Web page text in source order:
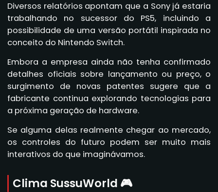
Diversos relatórios apontam que a Sony já estaria
trabalhando no sucessor do PS5, incluindo a
possibilidade de uma versão portátil inspirada no
conceito do Nintendo Switch.
Embora a empresa ainda não tenha confirmado
detalhes oficiais sobre lançamento ou preço, o
surgimento de novas patentes sugere que a
fabricante continua explorando tecnologias para
a próxima geração de hardware.
Se alguma delas realmente chegar ao mercado,
os controles do futuro podem ser muito mais
interativos do que imaginávamos.
Clima SussuWorld 🎮